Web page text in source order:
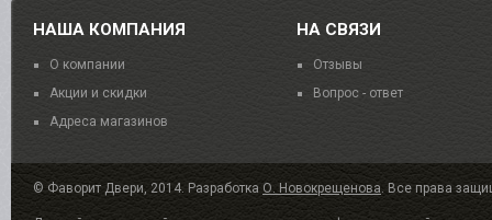
НАША КОМПАНИЯ
О компании
Акции и скидки
Адреса магазинов
НА СВЯЗИ
Отзывы
Вопрос - ответ
© Фаворит Двери, 2014. Разработка О. Новокрещенова. Все права